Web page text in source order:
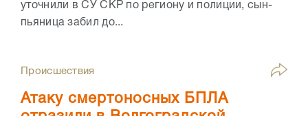
уточнили в СУ СКР по региону и полиции, сын-
пьяница забил до...
Происшествия
Атаку смертоносных БПЛА